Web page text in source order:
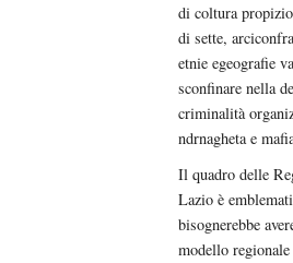
di coltura
di sette,
etnie egeografie
sconfinare nella
criminalità
ndrnagheta e
Il quadro delle
Lazio è
bisognerebbe
modello